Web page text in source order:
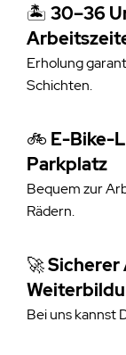
🏝️ 30–36
Erholung
Schichten.
🚲 E-Bike-
Parkplatz
Bequem zur
Rädern.
🚀Sicherer
Bei uns kannst